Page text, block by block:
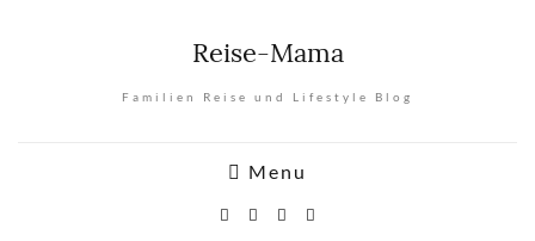
Reise-Mama
Familien Reise und Lifestyle Blog
Menu